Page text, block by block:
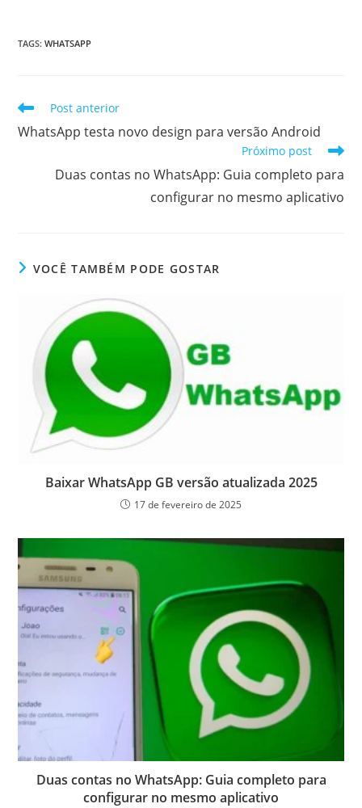
TAGS:WHATSAPP
Leia
mais
artigos
Post anterior
WhatsApp testa novo design para versão Android
Próximo post
Duas contas no WhatsApp: Guia completo para
configurar no mesmo aplicativo
VOCÊ TAMBÉM PODE GOSTAR
Baixar WhatsApp GB versão atualizada 2025
17 de fevereiro de 2025
Duas contas no WhatsApp: Guia completo para
configurar no mesmo aplicativo